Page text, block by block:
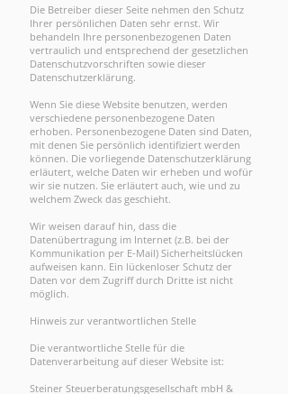
Die Betreiber dieser Seite nehmen den Schutz
Ihrer persönlichen Daten sehr ernst. Wir
behandeln Ihre personenbezogenen Daten
vertraulich und entsprechend der gesetzlichen
Datenschutzvorschriften sowie dieser
Datenschutzerklärung.
Wenn Sie diese Website benutzen, werden
verschiedene personenbezogene Daten
erhoben. Personenbezogene Daten sind Daten,
mit denen Sie persönlich identifiziert werden
können. Die vorliegende Datenschutzerklärung
erläutert, welche Daten wir erheben und wofür
wir sie nutzen. Sie erläutert auch, wie und zu
welchem Zweck das geschieht.
Wir weisen darauf hin, dass die
Datenübertragung im Internet (z.B. bei der
Kommunikation per E-Mail) Sicherheitslücken
aufweisen kann. Ein lückenloser Schutz der
Daten vor dem Zugriff durch Dritte ist nicht
möglich.
Hinweis zur verantwortlichen Stelle
Die verantwortliche Stelle für die
Datenverarbeitung auf dieser Website ist:
Steiner Steuerberatungsgesellschaft mbH &